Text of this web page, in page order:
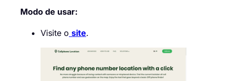
Modo de usar:
Visite o site.